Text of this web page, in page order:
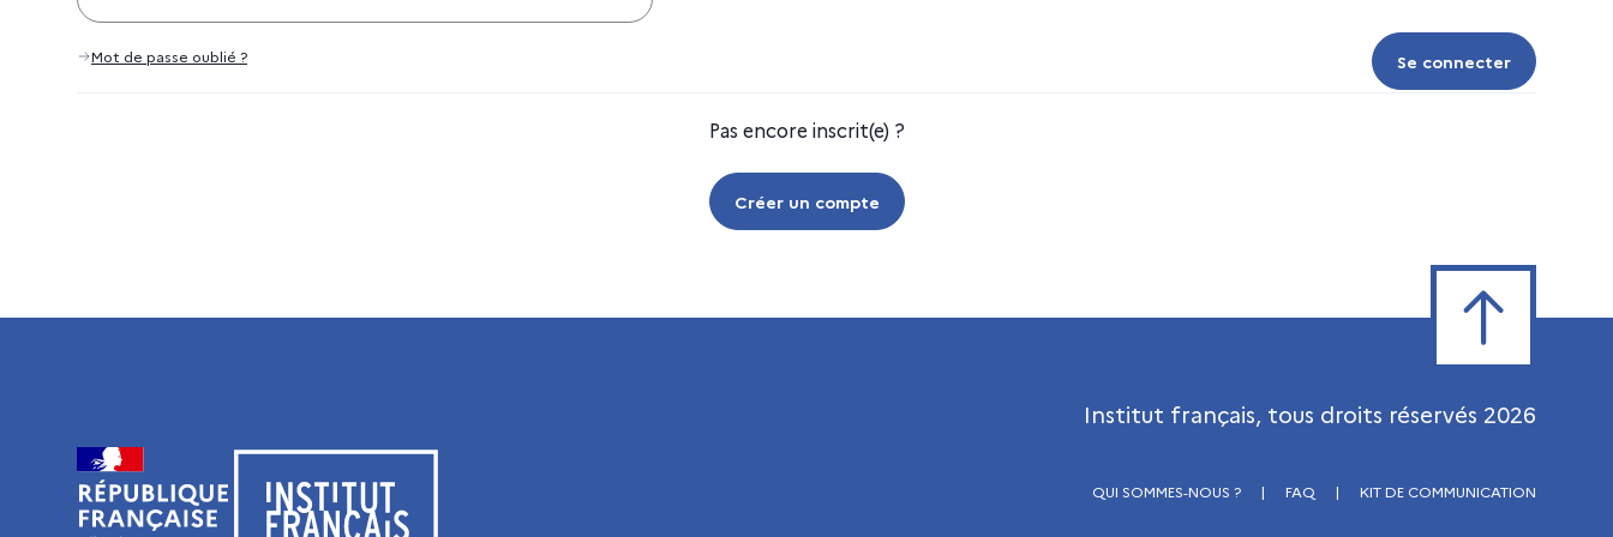
Se connecter
Se connecter
Mot de passe oublié ?
Pas encore inscrit(e) ?
Créer un compte
Visiter le site de l’Institut français
Institut français, tous droits réservés 2026
QUI SOMMES-NOUS ? | FAQ | KIT DE COMMUNICATION